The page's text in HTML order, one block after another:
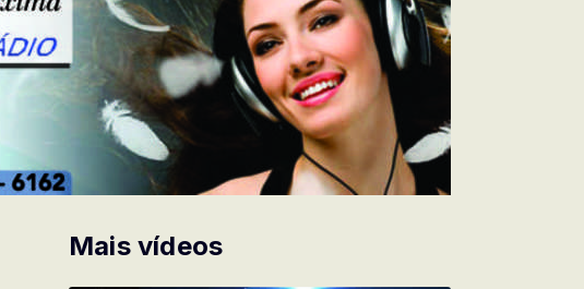
Mais vídeos